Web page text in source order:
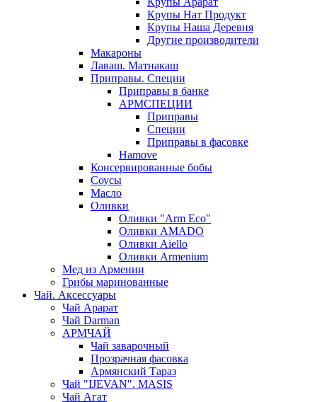
Крупы Нат Продукт
Крупы Наша Деревня
Другие производители
Макароны
Лаваш. Матнакаш
Приправы. Специи
Приправы в банке
АРМСПЕЦИИ
Приправы
Специи
Приправы в фасовке
Hamove
Консервированные бобы
Соусы
Масло
Оливки
Оливки "Arm Eco"
Оливки AMADO
Оливки Aiello
Оливки Armenium
Мед из Армении
Грибы маринованные
Чай. Аксессуары
Чай Арарат
Чай Darman
АРМЧАЙ
Чай заварочный
Прозрачная фасовка
Армянский Тараз
Чай "IJEVAN". MASIS
Чай Агат